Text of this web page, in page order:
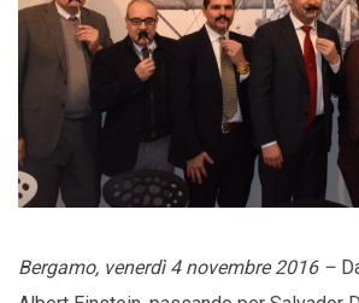
Bergamo, venerdì 4 novembre 2016 –